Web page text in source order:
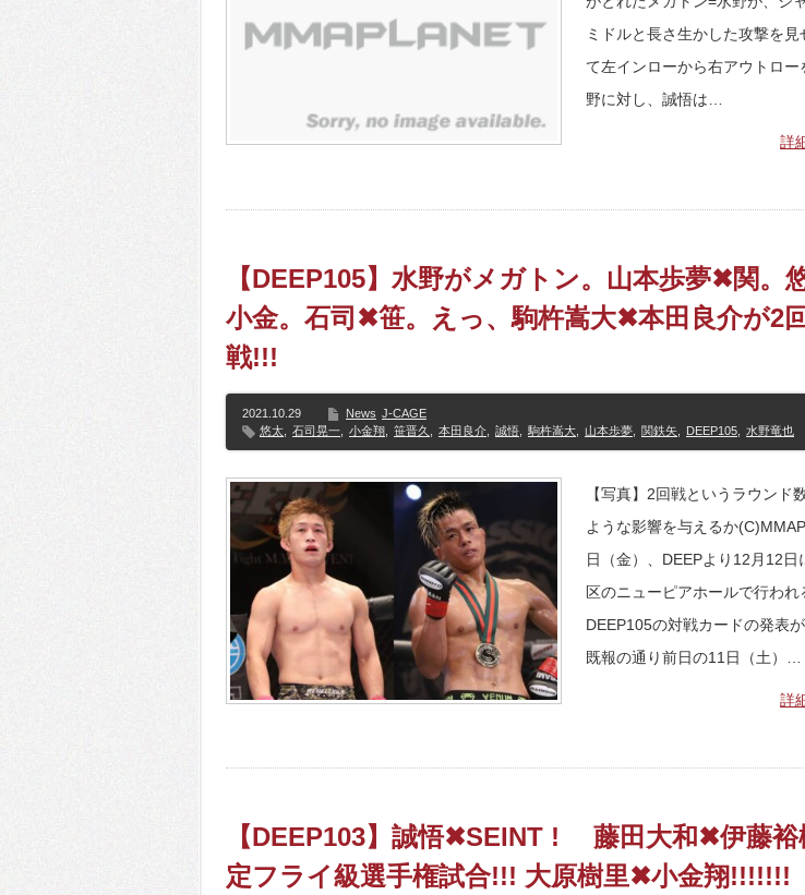
ミドルと長さ生かした攻撃を見
て左インローから右アウトロー
野に対し、誠悟は…
詳
【DEEP105】水野がメガトン。山本歩夢✖関。
小金。石司✖笹。えっ、駒杵嵩大✖本田良介が2回
戦!!!
2021.10.29 News J-CAGE
悠太
石司晃一 小金翔 笹晋久 本田良介 誠悟 駒杵嵩大 山本歩夢 関鉄矢 DEEP105 水野竜也
【写真】2回戦というラウンド
ような影響を与えるか
日（金）、DEEPより12月12日
区のニューピアホールで行われ
DEEP105の対戦カードの発表が
既報の通り前日の11日（土）…
詳
【DEEP103】誠悟✖SEINT ! 藤田大和✖伊藤裕
定フライ級選手権試合!!! 大原樹里✖小金翔!!!!!!!